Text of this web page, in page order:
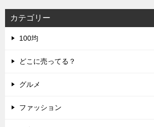
シ
ョ
カテゴリー
100均
どこに売ってる？
グルメ
ファッション